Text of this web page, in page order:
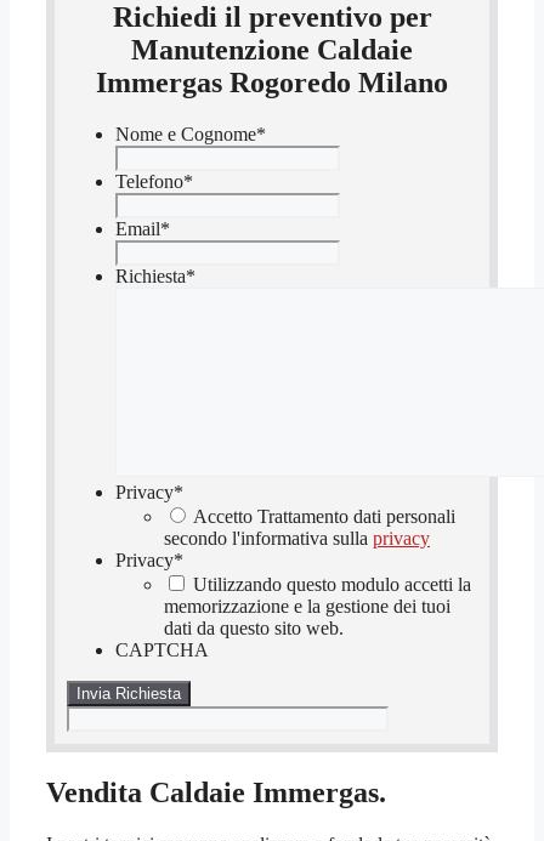
Richiedi il preventivo per
Manutenzione Caldaie
Immergas Rogoredo Milano
Nome e Cognome*
Telefono*
Email*
Richiesta*
Privacy*
Accetto Trattamento dati personali
secondo l'informativa sulla privacy
Privacy*
Utilizzando questo modulo accetti la
memorizzazione e la gestione dei tuoi
dati da questo sito web.
CAPTCHA
Vendita Caldaie Immergas.